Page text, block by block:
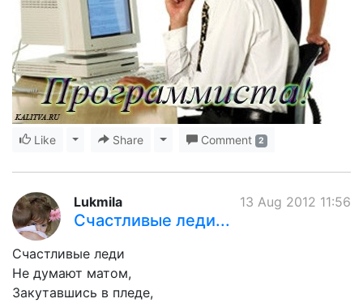
Like Toggle Dropdown
Share Toggle Dropdown
Comment 2
13 Aug 2012 11:56
Lukmila
Счастливые леди...
Счастливые леди
Не думают матом,
Закутавшись в пледе,